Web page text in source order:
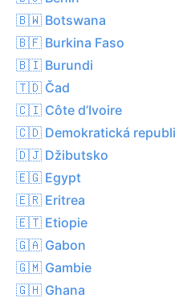
🇧🇼 Botswana
🇧🇫 Burkina Faso
🇧🇮 Burundi
🇹🇩 Čad
🇨🇮 Côte d’Ivoire
🇨🇩 Demokratická
🇩🇯 Džibutsko
🇪🇬 Egypt
🇪🇷 Eritrea
🇪🇹 Etiopie
🇬🇦 Gabon
🇬🇲 Gambie
🇬🇭 Ghana